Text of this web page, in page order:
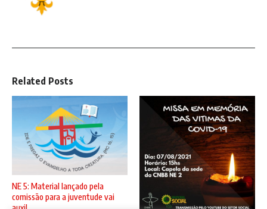
Related Posts
NE 5: Material lançado pela
comissão para a juventude vai